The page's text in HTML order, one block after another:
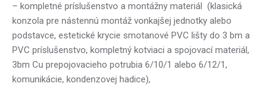
– kompletné príslušenstvo a montážny materiál (klasická
konzola pre nástennú montáž vonkajšej jednotky alebo
podstavce, estetické krycie smotanové PVC lišty do 3 bm a
PVC príslušenstvo, kompletný kotviaci a spojovací materiál,
3bm Cu prepojovacieho potrubia 6/10/1 alebo 6/12/1,
komunikácie, kondenzovej hadice),